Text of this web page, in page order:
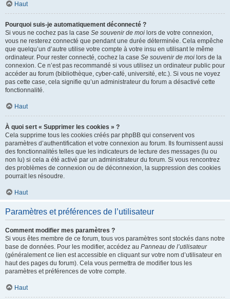
Haut
Pourquoi suis-je automatiquement déconnecté ?
Si vous ne cochez pas la case Se souvenir de moi lors de votre connexion,
vous ne resterez connecté que pendant une durée déterminée. Cela empêche
que quelqu’un d’autre utilise votre compte à votre insu en utilisant le même
ordinateur. Pour rester connecté, cochez la case Se souvenir de moi lors de la
connexion. Ce n’est pas recommandé si vous utilisez un ordinateur public pour
accéder au forum (bibliothèque, cyber-café, université, etc.). Si vous ne voyez
pas cette case, cela signifie qu’un administrateur du forum a désactivé cette
fonctionnalité.
Haut
À quoi sert « Supprimer les cookies » ?
Cela supprime tous les cookies créés par phpBB qui conservent vos
paramètres d’authentification et votre connexion au forum. Ils fournissent aussi
des fonctionnalités telles que les indicateurs de lecture des messages (lu ou
non lu) si cela a été activé par un administrateur du forum. Si vous rencontrez
des problèmes de connexion ou de déconnexion, la suppression des cookies
pourrait les résoudre.
Haut
Paramètres et préférences de l’utilisateur
Comment modifier mes paramètres ?
Si vous êtes membre de ce forum, tous vos paramètres sont stockés dans notre
base de données. Pour les modifier, accédez au Panneau de l’utilisateur
(généralement ce lien est accessible en cliquant sur votre nom d’utilisateur en
haut des pages du forum). Cela vous permettra de modifier tous les
paramètres et préférences de votre compte.
Haut